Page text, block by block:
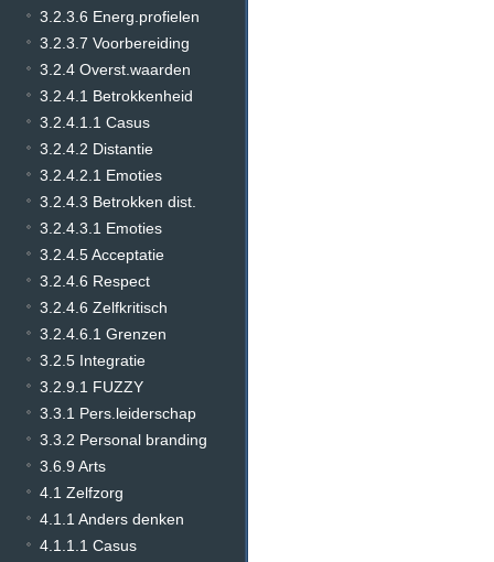
3.2.3.6 Energ.profielen
3.2.3.7 Voorbereiding
3.2.4 Overst.waarden
3.2.4.1 Betrokkenheid
3.2.4.1.1 Casus
3.2.4.2 Distantie
3.2.4.2.1 Emoties
3.2.4.3 Betrokken dist.
3.2.4.3.1 Emoties
3.2.4.5 Acceptatie
3.2.4.6 Respect
3.2.4.6 Zelfkritisch
3.2.4.6.1 Grenzen
3.2.5 Integratie
3.2.9.1 FUZZY
3.3.1 Pers.leiderschap
3.3.2 Personal branding
3.6.9 Arts
4.1 Zelfzorg
4.1.1 Anders denken
4.1.1.1 Casus